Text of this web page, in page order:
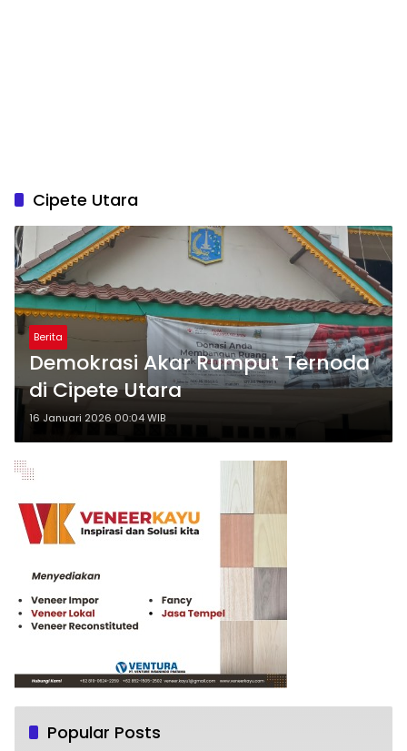
Cipete Utara
Berita
Demokrasi Akar Rumput Ternoda
di Cipete Utara
16 Januari 2026 00:04 WIB
Popular Posts